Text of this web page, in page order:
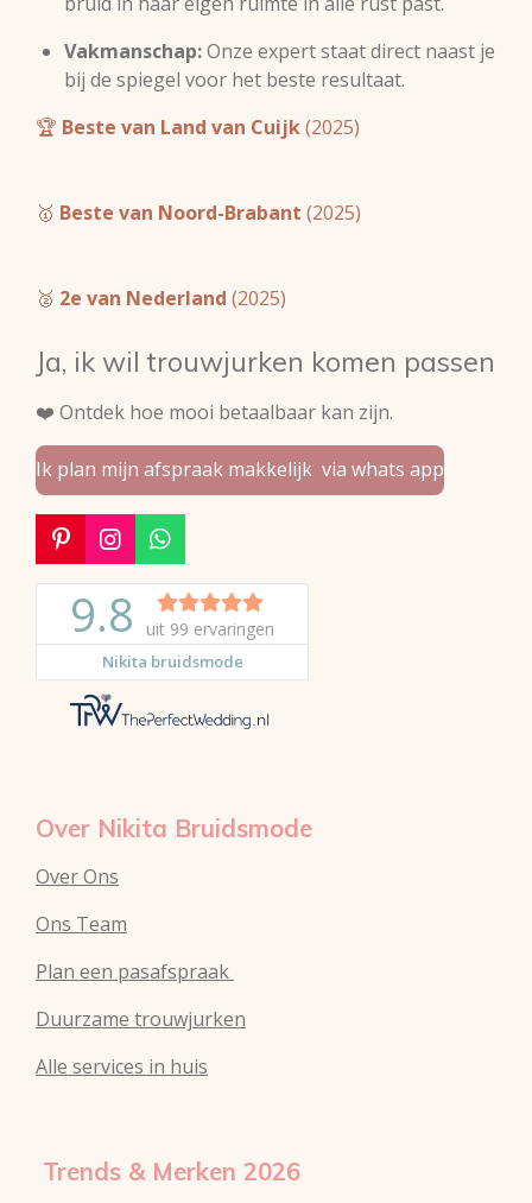
Vakmanschap:Onze expert staat direct naast je
bij de spiegel voor het beste resultaat.
🏆 Beste van Land van Cuijk(2025)
🥇 Beste van Noord-Brabant (2025)
🥈 2e van Nederland (2025)
Ja, ik wil trouwjurken komen passen
❤️ Ontdek hoe mooi betaalbaar kan zijn.
Ik plan mijn afspraak makkelijk via whats app
P
i
n
e
e
I
n
s
t
a
g
r
a
m
W
h
a
t
s
A
p
Over Nikita Bruidsmode
Over Ons
Ons Team
Plan een pasafspraak
Duurzame trouwjurken
Alle services in huis
Trends & Merken 2026